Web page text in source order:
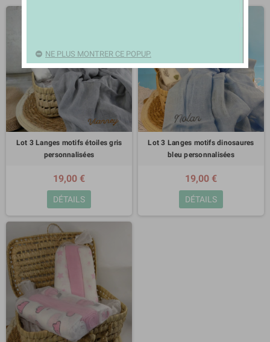
Lot 3 Langes motifs étoiles gris
personnalisées
19,00 €
DÉTAILS
Lot 3 Langes motifs dinosaures
bleu personnalisées
19,00 €
DÉTAILS
NE PLUS MONTRER CE POPUP.